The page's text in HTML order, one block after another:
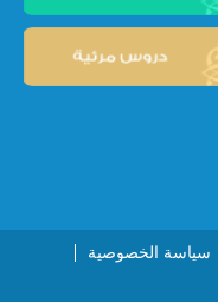
سياسة الخصوصية